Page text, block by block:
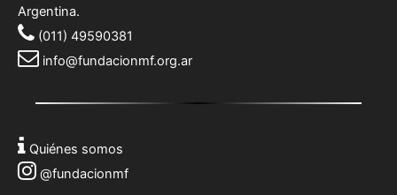
Argentina.
(011) 49590381
info@fundacionmf.org.ar
Quiénes somos
@fundacionmf